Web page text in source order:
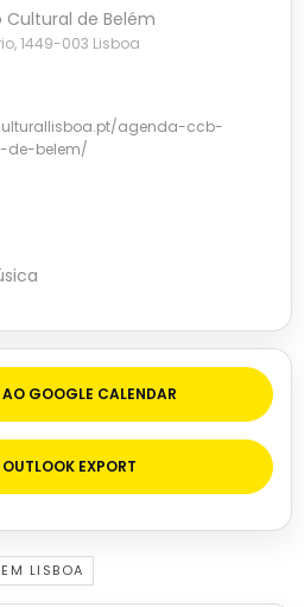
Cultural de Belém
1449-003 Lisboa
agenda-ccb-
de-belem/
GOOGLE CALENDAR
EXPORT
LISBOA